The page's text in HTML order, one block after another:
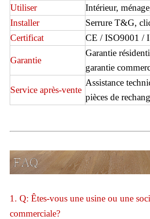
Utiliser
Intérieur,
Installer
Serrure T&G,
Certificat
CE / ISO9001 /
Garantie
Garantie
garantie
Service après-vente
Assistance
pièces de
1. Q: Êtes-vous une usine ou une
commerciale?